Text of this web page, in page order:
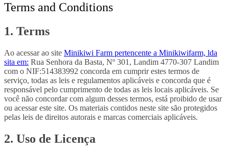
Terms and Conditions
1. Terms
Ao acessar ao site Minikiwi Farm pertencente a Minikiwifarm, lda
sita em: Rua Senhora da Basta, Nº 301, Landim 4770-307 Landim
com o NIF:514383992 concorda em cumprir estes termos de
serviço, todas as leis e regulamentos aplicáveis ​​e concorda que é
responsável pelo cumprimento de todas as leis locais aplicáveis. Se
você não concordar com algum desses termos, está proibido de usar
ou acessar este site. Os materiais contidos neste site são protegidos
pelas leis de direitos autorais e marcas comerciais aplicáveis.
2. Uso de Licença